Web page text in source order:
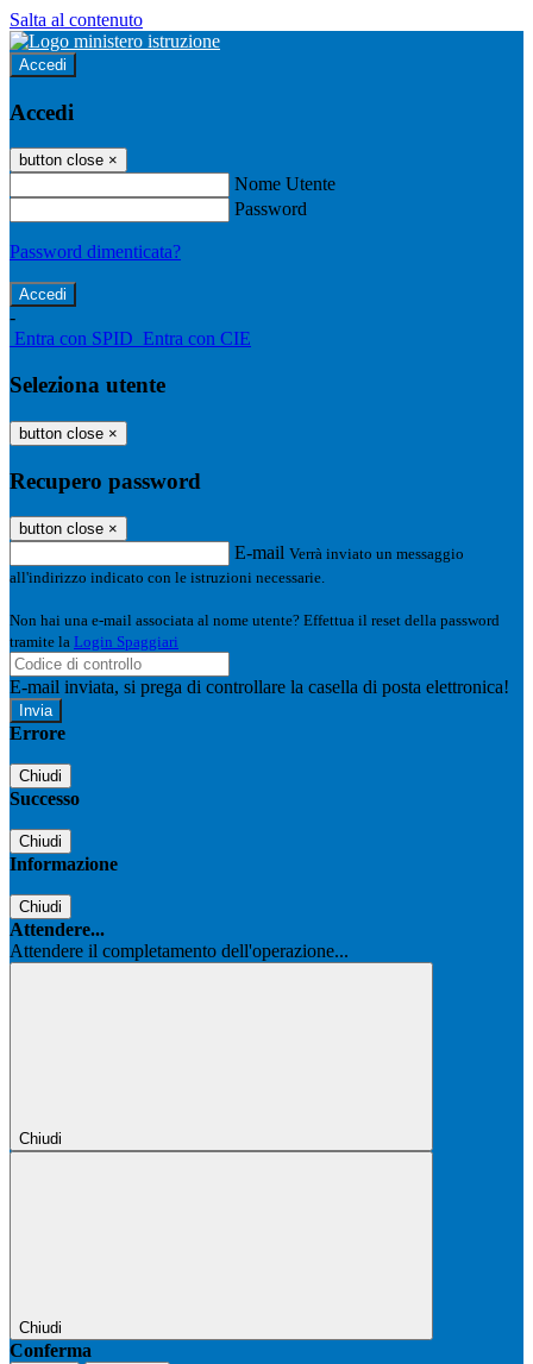
Salta al contenuto
Accedi
Accedi
button close ×
Nome Utente
Password
Password dimenticata?
-
Entra con SPID Entra con CIE
Seleziona utente
button close ×
Recupero password
button close ×
E-mail Verrà inviato un messaggio
all'indirizzo indicato con le istruzioni necessarie.
Non hai una e-mail associata al nome utente? Effettua il reset della password
tramite la Login Spaggiari
E-mail inviata, si prega di controllare la casella di posta elettronica!
Errore
Chiudi
Successo
Chiudi
Informazione
Chiudi
Attendere...
Attendere il completamento dell'operazione...
Chiudi
Chiudi
Conferma